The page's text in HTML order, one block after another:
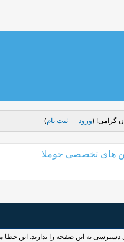
گرامی! (ورود — ثبت نام)
های تخصصی جوملا
دسترسی به این صفحه را ندارید. این